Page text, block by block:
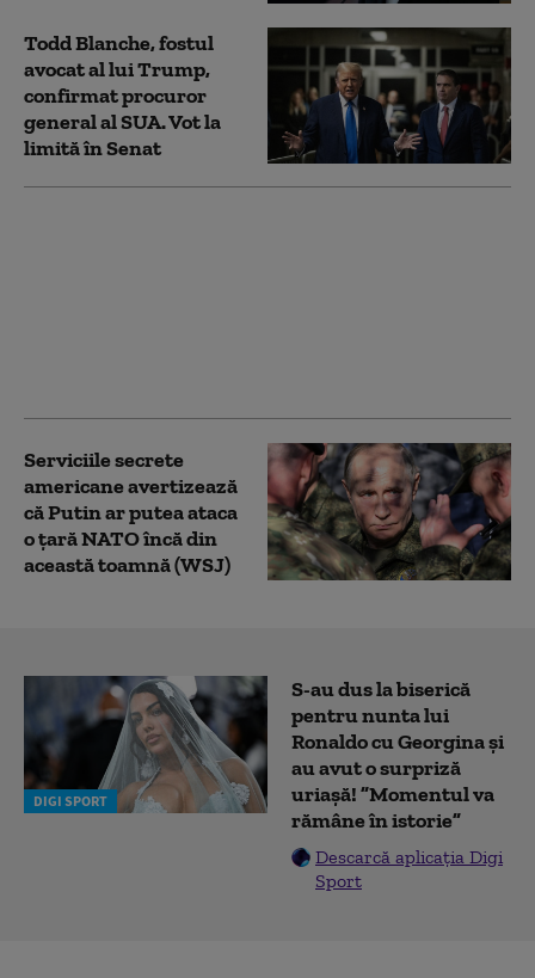
Todd Blanche, fostul
avocat al lui Trump,
confirmat procuror
general al SUA. Vot la
limită în Senat
Serviciile secrete
americane avertizează
că Putin ar putea ataca
o țară NATO încă din
această toamnă (WSJ)
DIGI SPORT
S-au dus la biserică
pentru nunta lui
Ronaldo cu Georgina și
au avut o surpriză
uriașă! ”Momentul va
rămâne în istorie”
Descarcă aplicația Digi
Sport